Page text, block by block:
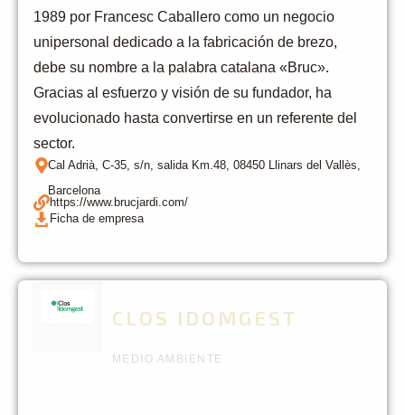
1989 por Francesc Caballero como un negocio
unipersonal dedicado a la fabricación de brezo,
debe su nombre a la palabra catalana «Bruc».
Gracias al esfuerzo y visión de su fundador, ha
evolucionado hasta convertirse en un referente del
sector.
Cal Adrià, C-35, s/n, salida Km.48, 08450 Llinars del Vallès,
Barcelona
https://www.brucjardi.com/
Ficha de empresa
CLOS IDOMGEST
MEDIO AMBIENTE